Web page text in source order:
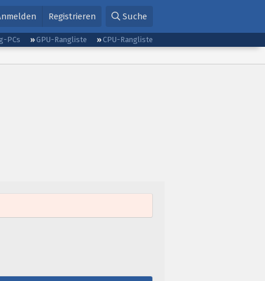
Registrieren Suche
PCs GPU-Rangliste
CPU-Rangliste